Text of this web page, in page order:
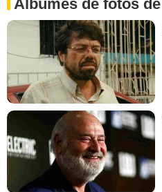
Álbumes de fotos